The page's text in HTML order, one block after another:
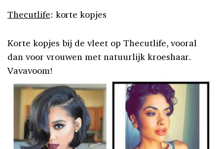
Thecutlife: korte kopjes
Korte kopjes bij de vleet op Thecutlife, vooral
dan voor vrouwen met natuurlijk kroeshaar.
Vavavoom!